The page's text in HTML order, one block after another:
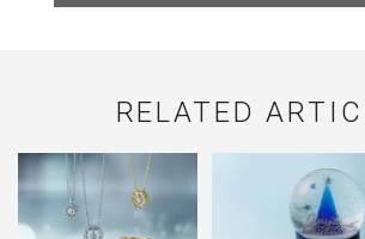
RELATED